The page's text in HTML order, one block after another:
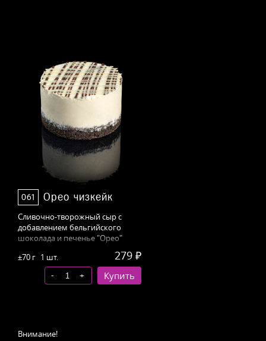
061 Орео чизкейк
Сливочно-творожный сыр с
добавлением бельгийского
шоколада и печенье "Орео"
±70 г 1 шт. 279 ₽
- + Купить
Внимание!